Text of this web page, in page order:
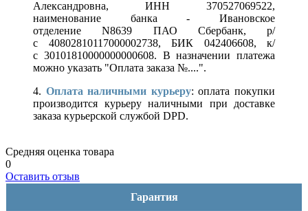
Александровна, ИНН 370527069522,
наименование банка - Ивановское
отделение N8639 ПАО Сбербанк, р/
с 40802810117000002738, БИК 042406608, к/
с 30101810000000000608. В назначении платежа
можно указать "Оплата заказа №....".
4. Оплата наличными курьеру: оплата покупки
производится курьеру наличными при доставке
заказа курьерской службой DPD.
Средняя оценка товара
0
Оставить отзыв
Гарантия